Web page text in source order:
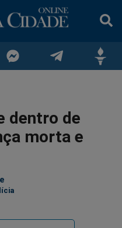
no
no
dentro de
morta e